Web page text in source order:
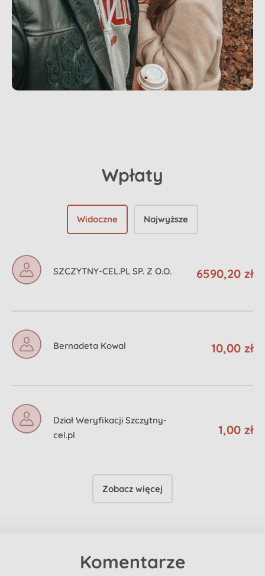
Wpłaty
Widoczne Najwyższe
SZCZYTNY-CEL.PL SP. Z O.O. 6590,20 zł
Bernadeta Kowal 10,00 zł
Dział Weryfikacji Szczytny-
cel.pl
1,00 zł
Zobacz więcej
Komentarze